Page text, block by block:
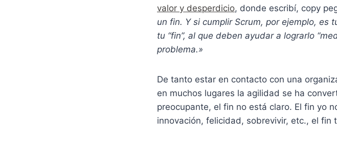
valor y desperdicio, donde escribí, copy
un fin. Y si cumplir Scrum, por ejemplo, es
tu “fin”, al que deben ayudar a lograrlo
problema.»
De tanto estar en contacto con una
en muchos lugares la agilidad se ha
preocupante, el fin no está claro. El fin yo
innovación, felicidad, sobrevivir, etc., el fin